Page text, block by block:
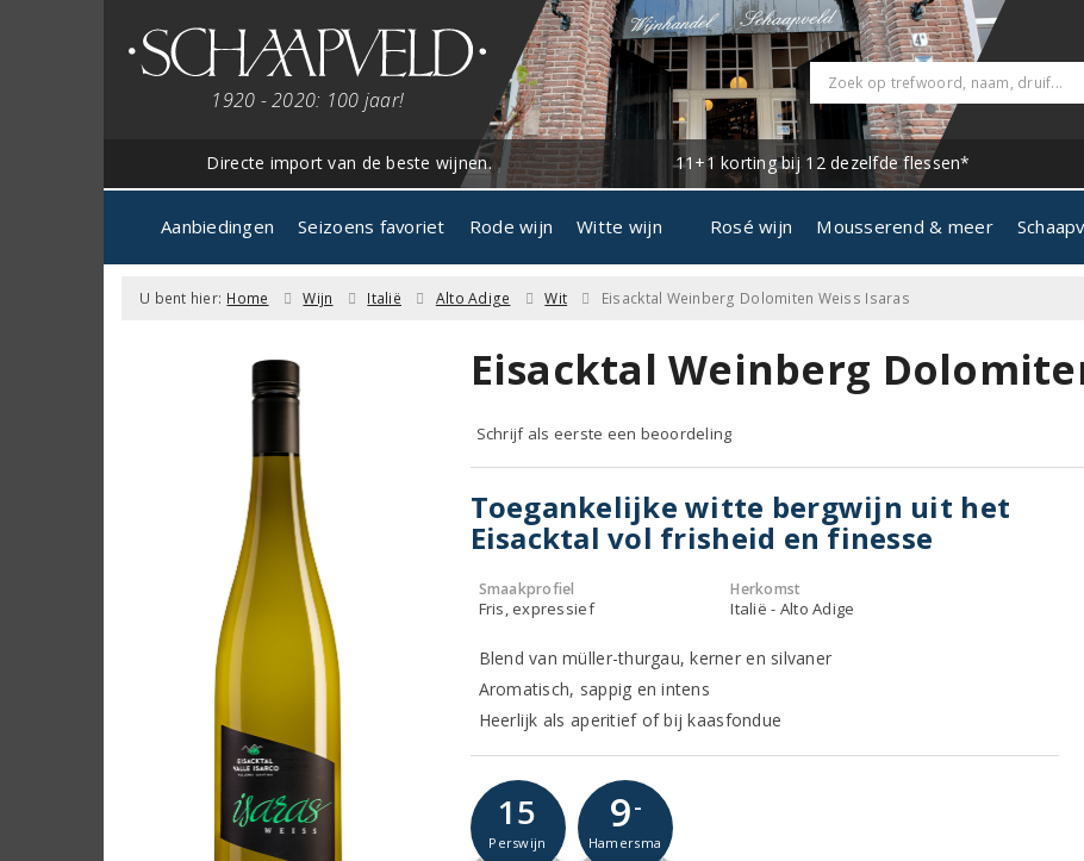
1920 - 2020: 100 jaar!
Directe import van de beste wijnen. 11+1 korting bij 12 dezelfde flessen*
Aanbiedingen Seizoens favoriet Rode wijn Witte wijn Rosé wijn Mousserend & meer
U bent hier: Home Wijn Italië Alto Adige Wit Eisacktal Weinberg Dolomiten Weiss Isaras
Eisacktal Weinberg
Schrijf als eerste een beoordeling
Toegankelijke witte bergwijn uit het
Eisacktal vol frisheid en finesse
Smaakprofiel
Fris, expressief
Herkomst
Italië - Alto Adige
Blend van müller-thurgau, kerner en silvaner
Aromatisch, sappig en intens
Heerlijk als aperitief of bij kaasfondue
15
Perswijn
9-
Hamersma